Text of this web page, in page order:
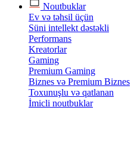
Noutbuklar
Ev və təhsil üçün
Süni intellekt dəstəkli
Performans
Kreatorlar
Gaming
Premium Gaming
Biznes və Premium Biznes
Toxunuşlu və qatlanan
İmicli noutbuklar